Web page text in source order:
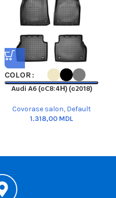
COLOR
Audi A6 (сC8:4Н) (с2018)
Covorase salon, Default
MDL